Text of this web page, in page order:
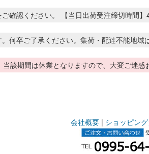
ご確認ください。 【当日出荷受注締切時間
卒ご了承ください。集荷・配達不能地域
該期間は休業となりますので、大変ご迷惑
会社概要 | ショッピン